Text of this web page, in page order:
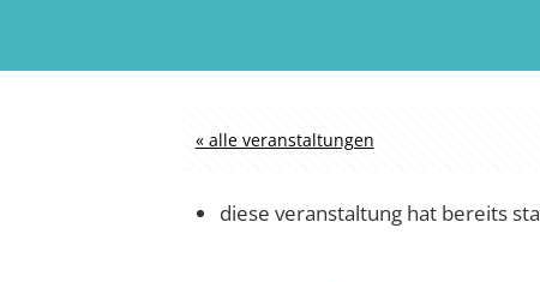
« alle veranstaltungen
diese veranstaltung hat bereits